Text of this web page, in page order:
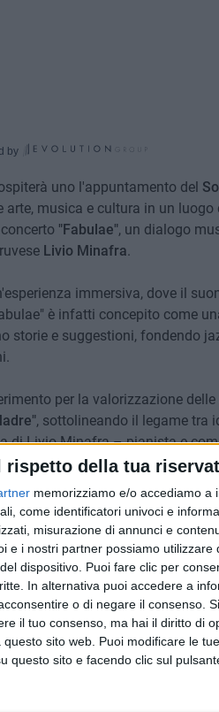
rispetto della tua
memorizziamo e/o accediamo a
come identificatori univoci e
misurazione di annunci e
e i nostri partner possiamo
dispositivo. Puoi fare clic per
In alternativa puoi accedere a
o di negare il consenso.
il tuo consenso, ma hai il diritto di
sito web. Puoi modificare le
questo sito e facendo clic sul
by
uno l'appuntamento del
arte, musica e cultura in un
"Fabulae", un dialogo
Livio Minafra.
immersiva, dove il
è infatti concepito come
storie e suggestioni, fondendo
per la valorizzazione
, sottolineando il legame tra
di Livio Minafra – pianista e
raffinato della scena
per il pubblico.
visitare la pagina ufficiale
Ruvo
7 AGOSTO
"Il viaggio
cambia il